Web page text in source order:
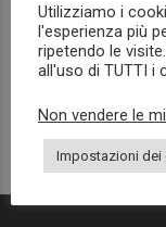
Read more
Utilizziamo i
l'esperienza più
ripetendo le
all'uso di TUTTI i
Non vendere le
Impostazioni dei